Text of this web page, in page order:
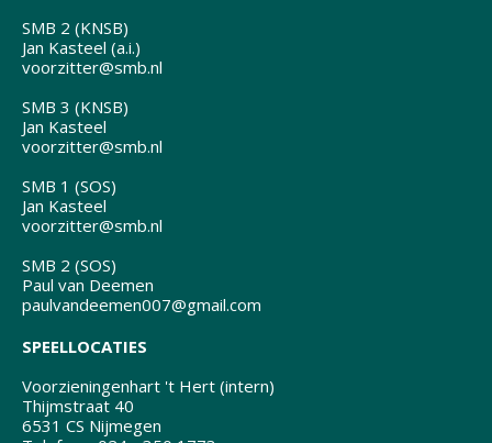
SMB 2 (KNSB)
Jan Kasteel (a.i.)
voorzitter@smb.nl
SMB 3 (KNSB)
Jan Kasteel
voorzitter@smb.nl
SMB 1 (SOS)
Jan Kasteel
voorzitter@smb.nl
SMB 2 (SOS)
Paul van Deemen
paulvandeemen007@gmail.com
SPEELLOCATIES
Voorzieningenhart 't Hert (intern)
Thijmstraat 40
6531 CS Nijmegen